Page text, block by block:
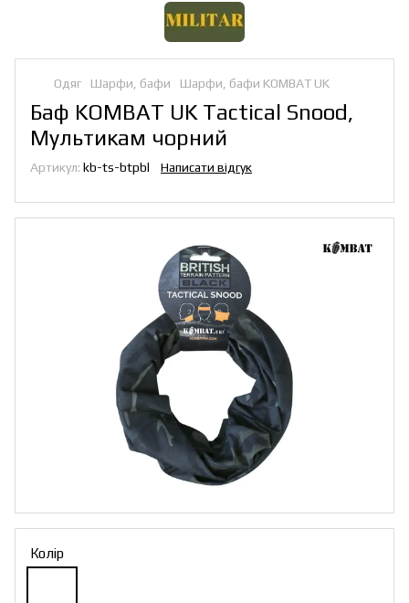
Одяг Шарфи, бафи Шарфи, бафи KOMBAT UK
Баф KOMBAT UK Tactical Snood,
Мультикам чорний
Артикул: kb-ts-btpbl Написати відгук
Колір